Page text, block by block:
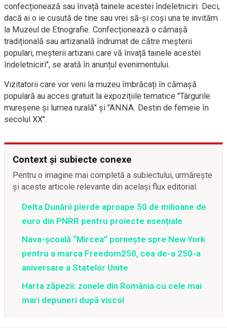
confecționează sau învață tainele acestei îndeletniciri. Deci,
dacă ai o ie cusută de tine sau vrei să-și coși una te invităm
la Muzeul de Etnografie. Confecționează o cămașă
tradițională sau artizanală îndrumat de către meșterii
populari, meșterii artizani care vă învață tainele acestei
îndeletniciri", se arată în anunțul evenimentului.
Vizitatorii care vor veni la muzeu îmbrăcați în cămașă
populară au acces gratuit la expozițiile tematice "Târgurile
mureșene și lumea rurală" și "ANNA. Destin de femeie în
secolul XX".
Context și subiecte conexe
Pentru o imagine mai completă a subiectului, urmărește
și aceste articole relevante din același flux editorial.
Delta Dunării pierde aproape 50 de milioane de
euro din PNRR pentru proiecte esențiale
Nava-școală “Mircea” pornește spre New York
pentru a marca Freedom250, cea de-a 250-a
aniversare a Statelor Unite
Harta zăpezii: zonele din România cu cele mai
mari depuneri după viscol